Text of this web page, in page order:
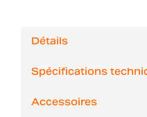
Détails
Spécifications
Accessoires